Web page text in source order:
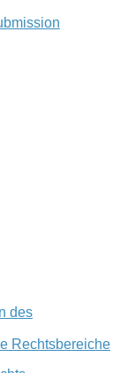
des
Rechtsbereiche